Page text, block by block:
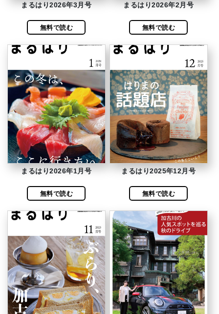
まるはり2026年3月号
無料で読む
まるはり2026年2月号
無料で読む
まるはり2026年1月号
無料で読む
まるはり2025年12月号
無料で読む